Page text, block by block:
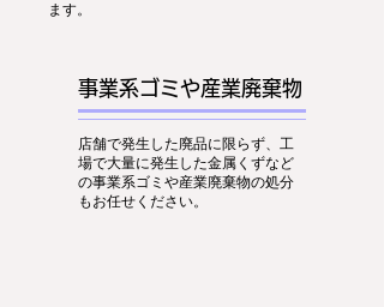
ます。
事業系ゴミや産業廃棄物
店舗で発生した廃品に限らず、工
場で大量に発生した金属くずなど
の事業系ゴミや産業廃棄物の処分
もお任せください。